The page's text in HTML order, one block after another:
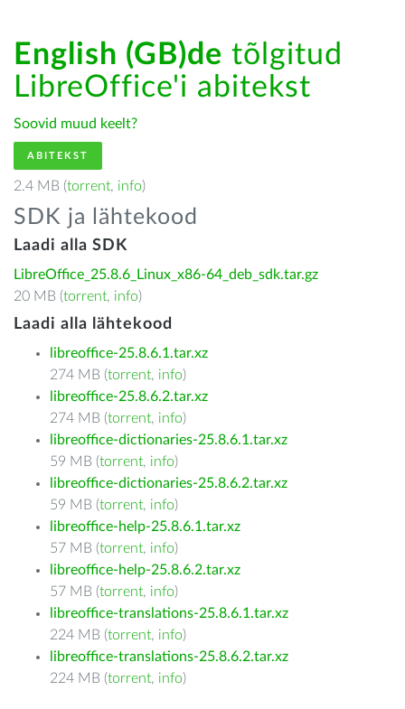
English (GB)de tõlgitud
LibreOffice'i abitekst
Soovid muud keelt?
ABITEKST
2.4 MB (torrent, info)
SDK ja lähtekood
Laadi alla SDK
LibreOffice_25.8.6_Linux_x86-64_deb_sdk.tar.gz
20 MB (torrent, info)
Laadi alla lähtekood
libreoffice-25.8.6.1.tar.xz
274 MB (torrent, info)
libreoffice-25.8.6.2.tar.xz
274 MB (torrent, info)
libreoffice-dictionaries-25.8.6.1.tar.xz
59 MB (torrent, info)
libreoffice-dictionaries-25.8.6.2.tar.xz
59 MB (torrent, info)
libreoffice-help-25.8.6.1.tar.xz
57 MB (torrent, info)
libreoffice-help-25.8.6.2.tar.xz
57 MB (torrent, info)
libreoffice-translations-25.8.6.1.tar.xz
224 MB (torrent, info)
libreoffice-translations-25.8.6.2.tar.xz
224 MB (torrent, info)